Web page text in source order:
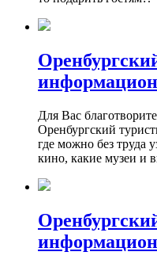
Для Вас
Оренбургский
где можно без труда
кино, какие музеи и